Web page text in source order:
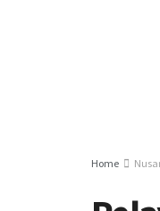
Home